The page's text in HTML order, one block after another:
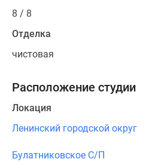
8 / 8
Отделка
чистовая
Расположение студии
Локация
Ленинский городской округ
Булатниковское С/П